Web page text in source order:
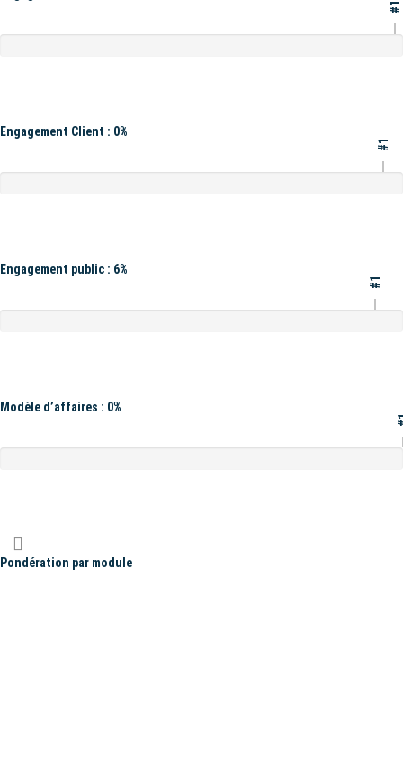
#1
Engagement Client : 0%
#1
Engagement public : 6%
#1
Modèle d’affaires : 0%
Pondération par module